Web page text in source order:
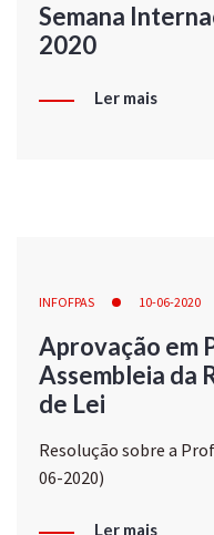
Semana
2020
Ler mais
INFOFPAS 10-06-2020
Aprovação em
Assembleia da
de Lei
Resolução sobre a
06-2020)
Ler mais